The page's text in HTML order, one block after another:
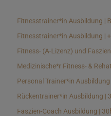
Fitnesstrainer*in Ausbildung |
Fitnesstrainer*in Ausbildung |
Fitness- (A-Lizenz) und
Medizinische*r Fitness- &
Personal Trainer*in Ausbildung
Rückentrainer*in Ausbildung |
Faszien-Coach Ausbildung |